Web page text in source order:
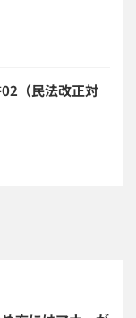
ステム
ステム
テム
（民法改正対